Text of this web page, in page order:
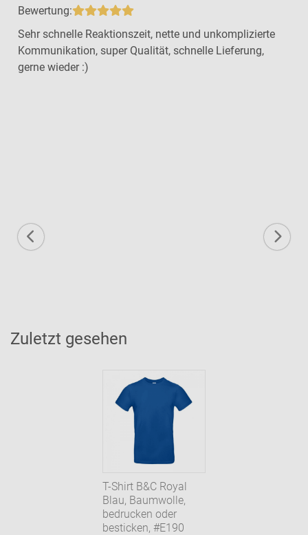
Bewertung:
Sehr schnelle Reaktionszeit, nette und unkomplizierte
Kommunikation, super Qualität, schnelle Lieferung,
gerne wieder :)
Zuletzt gesehen
T-Shirt B&C Royal
Blau, Baumwolle,
bedrucken oder
besticken, #E190